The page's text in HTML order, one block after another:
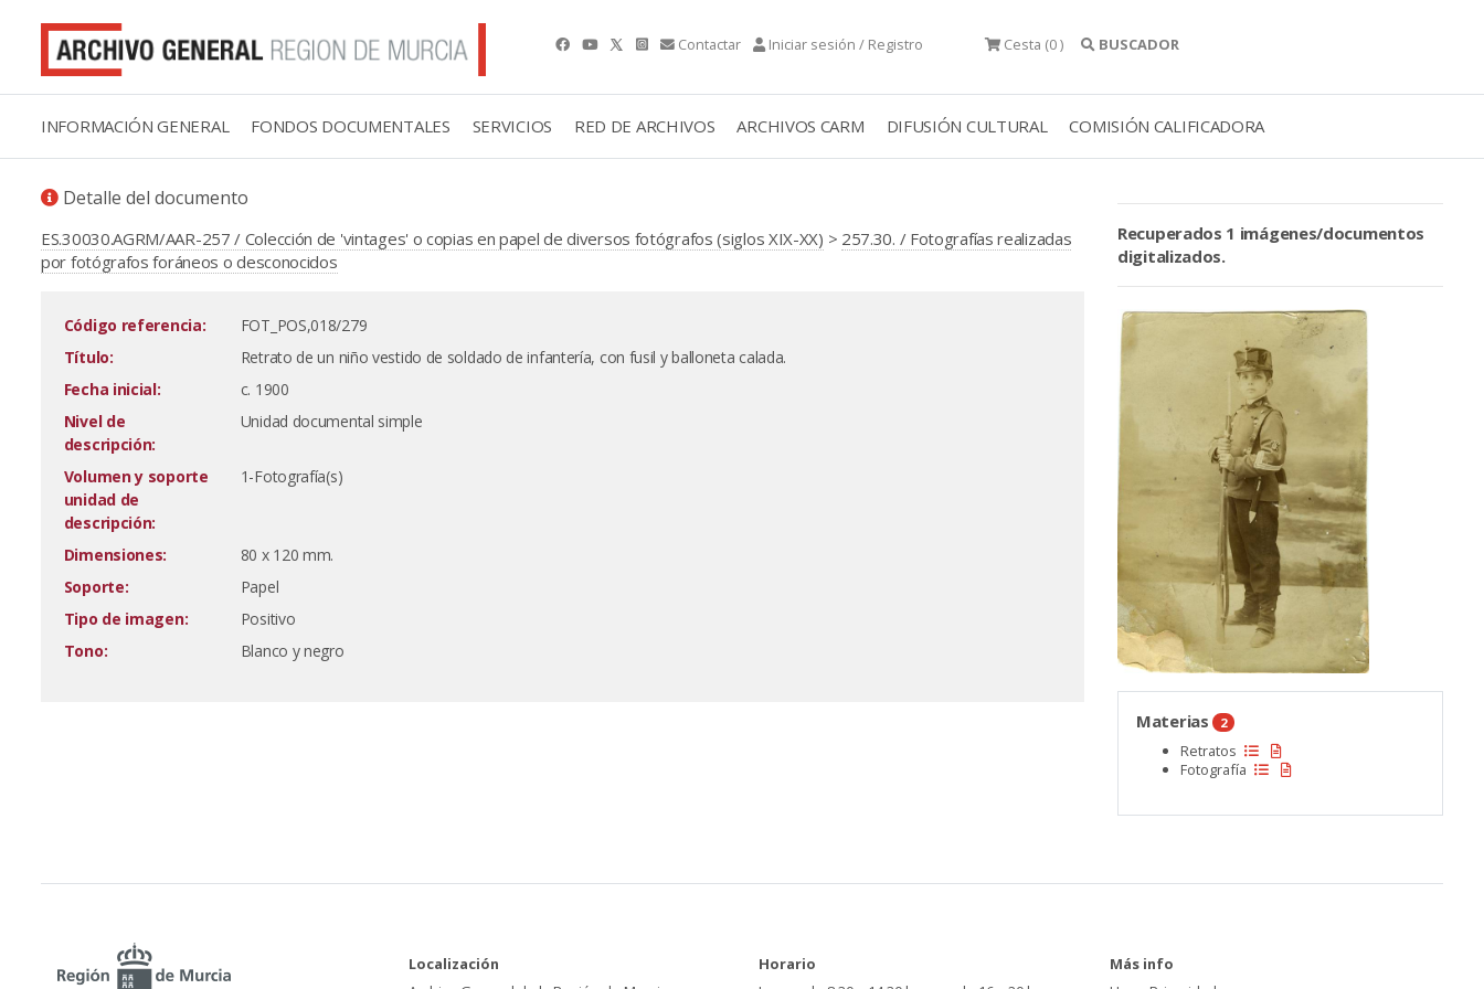
Contactar Iniciar sesión / Registro Cesta (0 ) BUSCADOR
INFORMACIÓN GENERAL FONDOS DOCUMENTALES SERVICIOS RED DE ARCHIVOS ARCHIVOS CARM DIFUSIÓN CULTURAL COMISIÓN CALIFICADORA
Detalle del documento
ES.30030.AGRM/AAR-257 / Colección de 'vintages' o copias en papel de diversos fotógrafos (siglos XIX-XX) > 257.30. / Fotografías realizadas
por fotógrafos foráneos o desconocidos
Código referencia:
FOT_POS,018/279
Título:
Retrato de un niño vestido de soldado de infantería, con fusil y balloneta calada.
Fecha inicial:
c. 1900
Nivel de
descripción:
Unidad documental simple
Volumen y soporte
unidad de
descripción:
1-Fotografía(s)
Dimensiones:
80 x 120 mm.
Soporte:
Papel
Tipo de imagen:
Positivo
Tono:
Blanco y negro
Recuperados 1 imágenes/documentos
digitalizados.
Materias 2
Retratos
Fotografía
Localización
Horario
Más info